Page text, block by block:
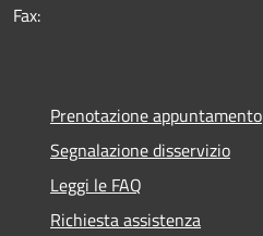
Fax:
Prenotazione appuntamento
Segnalazione disservizio
Leggi le FAQ
Richiesta assistenza